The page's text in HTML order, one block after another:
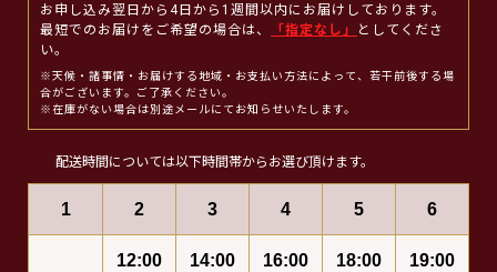
お申し込み翌日から4日から1週間以内にお届けしております。
最短でのお届けをご希望の場合は、
「指定なし」
としてくださ
い。
※天候・諸事情・お届けする地域・お支払い方法によって、若干前後する場
合がございます。ご了承ください。
※在庫がない場合は別途メールにてお知らせいたします。
配送時間については以下時間帯からお選び頂けます。
1 2 3 4 5 6
12:00
14:00
16:00
18:00
19:00